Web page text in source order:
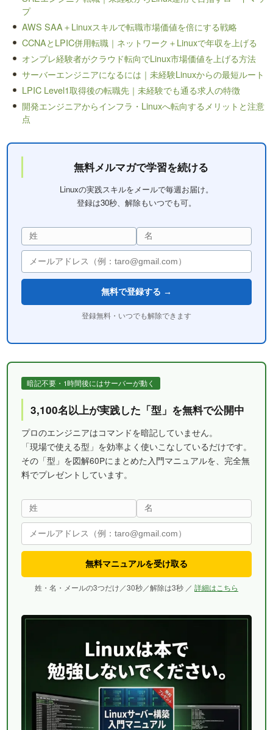
プ
AWS SAA＋Linuxスキルで転職市場価値を倍にする戦略
CCNAとLPIC併用転職｜ネットワーク＋Linuxで年収を上げる
オンプレ経験者がクラウド転向でLinux市場価値を上げる方法
サーバーエンジニアになるには｜未経験Linuxからの最短ルート
LPIC Level1取得後の転職先｜未経験でも通る求人の特徴
開発エンジニアからインフラ・Linuxへ転向するメリットと注意
点
無料メルマガで学習を続ける
Linuxの実践スキルをメールで毎週お届け。
登録は30秒、解除もいつでも可。
無料で登録する →
登録無料・いつでも解除できます
暗記不要・1時間後にはサーバーが動く
3,100名以上が実践した「型」を無料で公開中
プロのエンジニアはコマンドを暗記していません。
「現場で使える型」を効率よく使いこなしているだけです。
その「型」を図解60Pにまとめた入門マニュアルを、完全無
料でプレゼントしています。
無料マニュアルを受け取る
姓・名・メールの3つだけ／30秒／解除は3秒 ／ 詳細はこちら